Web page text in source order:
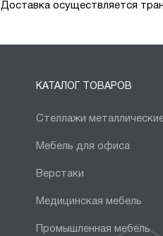
Доставка осуществляется
КАТАЛОГ ТОВАРОВ
Стеллажи
Мебель для офиса
Верстаки
Медицинская мебель
Промышленная мебель